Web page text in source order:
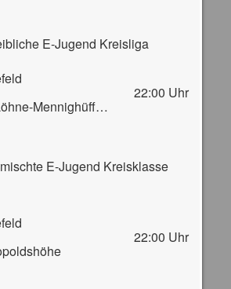
E-Jugend Kreisliga
JSG Handball Löhne-Mennighüffen-Obernbeck
22:00 Uhr
E-Jugend Kreisklasse
22:00 Uhr